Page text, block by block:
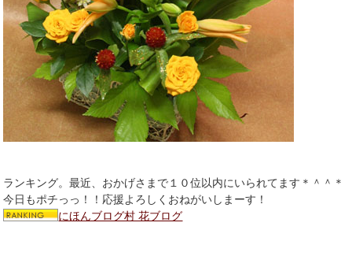
ランキング。最近、おかげさまで１０位以内にいられてます＊＾＾＊
今日もポチっっ！！応援よろしくおねがいしまーす！
にほんブログ村 花ブログ